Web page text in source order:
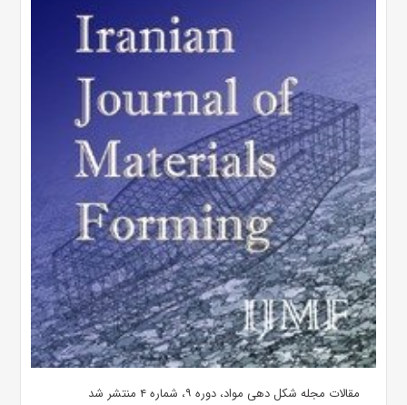
مقالات مجله شکل دهی مواد، دوره ۹، شماره ۴ منتشر شد